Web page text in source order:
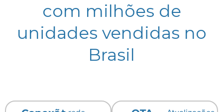
com milhões de
unidades vendidas no
Brasil